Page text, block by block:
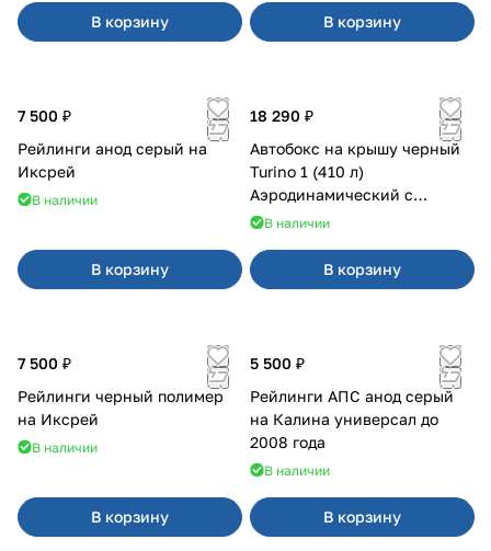
В корзину В корзину
7 500 ₽
Рейлинги анод серый на
Иксрей
В наличии
В корзину
18 290 ₽
Автобокс на крышу черный
Turino 1 (410 л)
Аэродинамический с
двусторонним открыванием
В наличии
В корзину
7 500 ₽
Рейлинги черный полимер
на Иксрей
В наличии
В корзину
5 500 ₽
Рейлинги АПС анод серый
на Калина универсал до
2008 года
В наличии
В корзину